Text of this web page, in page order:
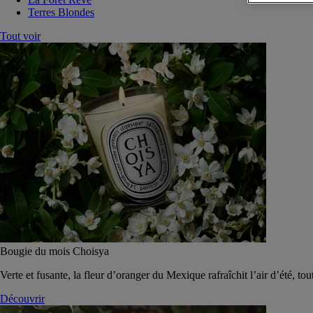
Terres Blondes
Tout voir
Bougie du mois Choisya
Verte et fusante, la fleur d’oranger du Mexique rafraîchit l’air d’été,
Découvrir